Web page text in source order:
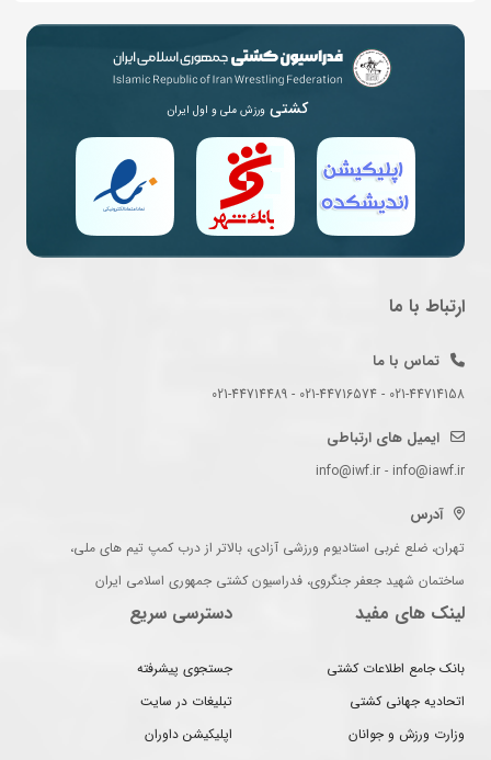
کشتی ورزش ملی و اول ایران
ارتباط با ما
تماس با ما
021-44714158 - 021-44716574 - 021-44714489
ایمیل های ارتباطی
info@iwf.ir - info@iawf.ir
آدرس
تهران، ضلع غربی استادیوم ورزشی آزادی، بالاتر از درب کمپ تیم های ملی،
ساختمان شهید جعفر جنگروی، فدراسیون کشتی جمهوری اسلامی ایران
لینک های مفید
بانک جامع اطلاعات کشتی
اتحادیه جهانی کشتی
وزارت ورزش و جوانان
دسترسی سریع
جستجوی پیشرفته
تبلیغات در سایت
اپلیکیشن داوران